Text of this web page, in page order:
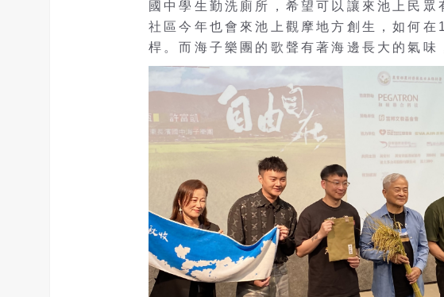
國中學生勤洗廁所，希望可以讓來池上民
社區今年也會來池上觀摩地方創生，如何
桿。而海子樂團的歌聲有著海邊長大的氣味